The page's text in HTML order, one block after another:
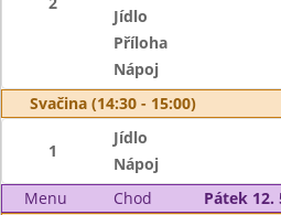
Jídlo
Příloha
Nápoj
Svačina (14:30 - 15:00)
1
Jídlo
Nápoj
Menu
Chod
Pátek 12.